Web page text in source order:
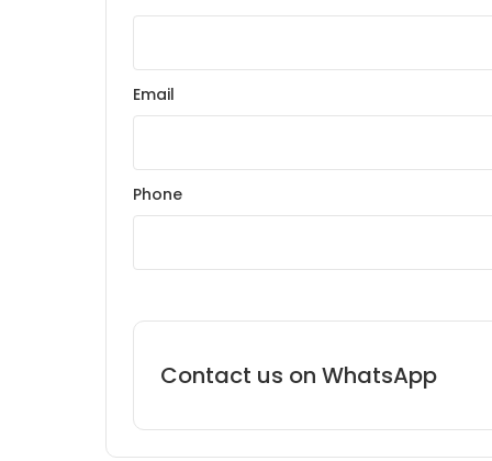
Email
Phone
Contact us on WhatsApp